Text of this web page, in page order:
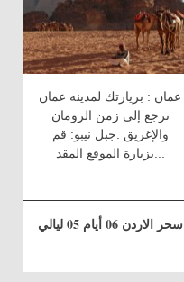
عمان : بزيارتك لمدينه عمان
ترجع إلى زمن الرومان
والإغريق .جبل نيبو: قم
سحر الاردن 06 أيام 05 ليالي